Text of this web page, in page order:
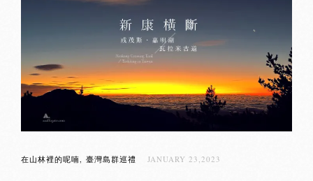
在山林裡的呢喃 臺灣島群巡禮 JANUARY 23,2023